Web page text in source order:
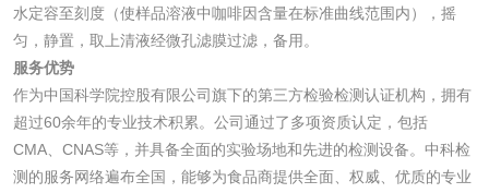
水定容至刻度（使样品溶液中咖啡因含量在标准曲线范围内），摇
匀，静置，取上清液经微孔滤膜过滤，备用。
服务优势
作为中国科学院控股有限公司旗下的第三方检验检测认证机构，拥有
超过60余年的专业技术积累。公司通过了多项资质认定，包括
CMA、CNAS等，并具备全面的实验场地和先进的检测设备。中科检
测的服务网络遍布全国，能够为食品商提供全面、权威、优质的专业
花露水检测
清洗剂检测 日化产品毒理检测
洗手液检测